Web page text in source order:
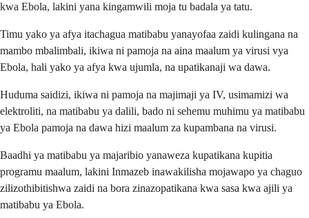
kwa Ebola, lakini yana kingamwili moja tu badala ya tatu.
Timu yako ya afya itachagua matibabu yanayofaa zaidi kulingana na
mambo mbalimbali, ikiwa ni pamoja na aina maalum ya virusi vya
Ebola, hali yako ya afya kwa ujumla, na upatikanaji wa dawa.
Huduma saidizi, ikiwa ni pamoja na majimaji ya IV, usimamizi wa
elektroliti, na matibabu ya dalili, bado ni sehemu muhimu ya matibabu
ya Ebola pamoja na dawa hizi maalum za kupambana na virusi.
Baadhi ya matibabu ya majaribio yanaweza kupatikana kupitia
programu maalum, lakini Inmazeb inawakilisha mojawapo ya chaguo
zilizothibitishwa zaidi na bora zinazopatikana kwa sasa kwa ajili ya
matibabu ya Ebola.